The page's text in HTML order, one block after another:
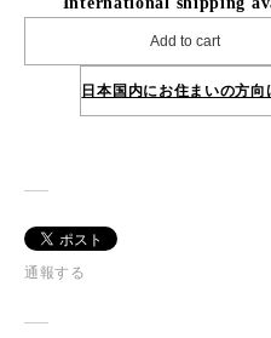
Add to cart
日本国内にお住まいの方向
通報する